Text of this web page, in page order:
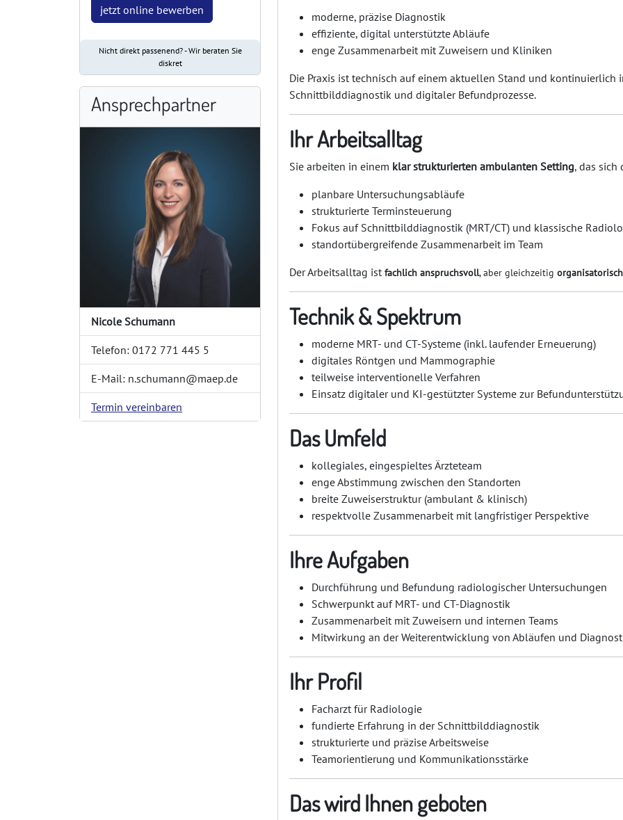
jetzt online bewerben
Nicht direkt passenend? - Wir beraten Sie
diskret
Ansprechpartner
Nicole Schumann
Telefon: 0172 771 445 5
E-Mail: n.schumann@maep.de
Termin vereinbaren
moderne, präzise Diagnostik
effiziente, digital unterstützte Abläufe
enge Zusammenarbeit mit Zuweisern und Kliniken
Die Praxis ist technisch auf einem aktuellen Stand und
Schnittbilddiagnostik und digitaler Befundprozesse.
Ihr Arbeitsalltag
Sie arbeiten in einem klar strukturierten ambulanten Setting, das
planbare Untersuchungsabläufe
strukturierte Terminsteuerung
Fokus auf Schnittbilddiagnostik (MRT/CT) und klassische
standortübergreifende Zusammenarbeit im Team
Der Arbeitsalltag istfachlich anspruchsvoll, aber gleichzeitig
Technik & Spektrum
moderne MRT- und CT-Systeme (inkl. laufender Erneuerung)
digitales Röntgen und Mammographie
teilweise interventionelle Verfahren
Einsatz digitaler und KI-gestützter Systeme zur
Das Umfeld
kollegiales, eingespieltes Ärzteteam
enge Abstimmung zwischen den Standorten
breite Zuweiserstruktur (ambulant & klinisch)
respektvolle Zusammenarbeit mit langfristiger Perspektive
Ihre Aufgaben
Durchführung und Befundung radiologischer Untersuchungen
Schwerpunkt auf MRT- und CT-Diagnostik
Zusammenarbeit mit Zuweisern und internen Teams
Mitwirkung an der Weiterentwicklung von Abläufen und
Ihr Profil
Facharzt für Radiologie
fundierte Erfahrung in der Schnittbilddiagnostik
strukturierte und präzise Arbeitsweise
Teamorientierung und Kommunikationsstärke
Das wird Ihnen geboten